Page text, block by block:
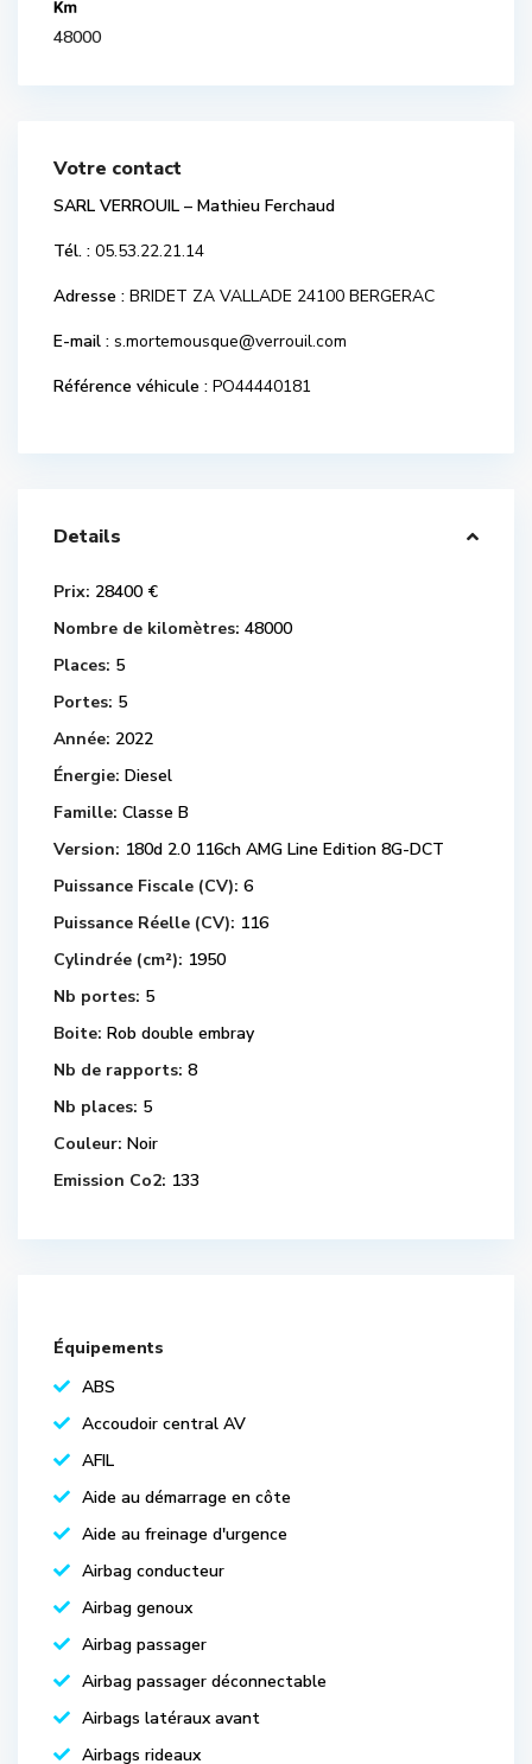
48000
Votre contact
SARL VERROUIL – Mathieu Ferchaud
Tél. : 05.53.22.21.14
Adresse : BRIDET ZA VALLADE 24100 BERGERAC
E-mail : s.mortemousque@verrouil.com
Référence véhicule : PO44440181
Details
Prix: 28400 €
Nombre de kilomètres: 48000
Places: 5
Portes: 5
Année: 2022
Énergie: Diesel
Famille: Classe B
Version: 180d 2.0 116ch AMG Line Edition 8G-DCT
Puissance Fiscale (CV): 6
Puissance Réelle (CV): 116
Cylindrée (cm²): 1950
Nb portes: 5
Boite: Rob double embray
Nb de rapports: 8
Nb places: 5
Couleur: Noir
Emission Co2: 133
Équipements
ABS
Accoudoir central AV
AFIL
Aide au démarrage en côte
Aide au freinage d'urgence
Airbag conducteur
Airbag genoux
Airbag passager
Airbag passager déconnectable
Airbags latéraux avant
Airbags rideaux